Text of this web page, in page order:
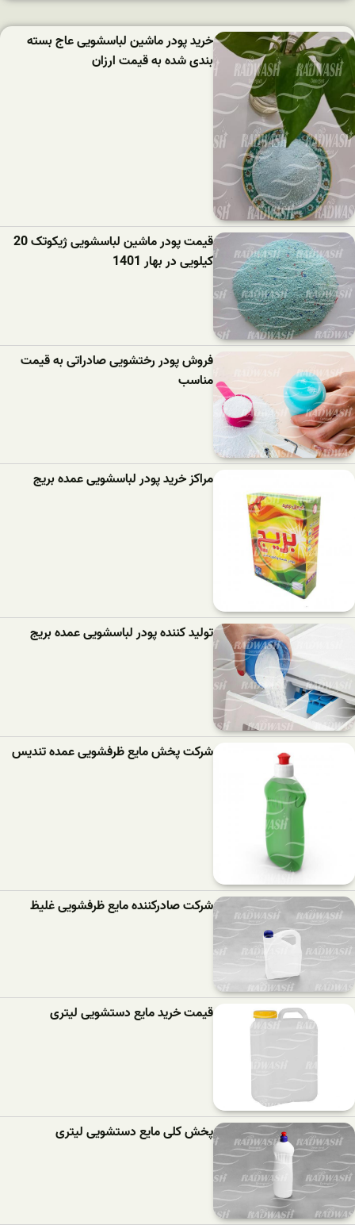
خرید پودر ماشین لباسشویی عاج بسته
بندی شده به قیمت ارزان
قیمت پودر ماشین لباسشویی ژیکوتک 20
کیلویی در بهار 1401
فروش پودر رختشویی صادراتی به قیمت
مناسب
مراکز خرید پودر لباسشویی عمده بریج
تولید کننده پودر لباسشویی عمده بریج
شرکت پخش مایع ظرفشویی عمده تندیس
شرکت صادرکننده مایع ظرفشویی غلیظ
قیمت خرید مایع دستشویی لیتری
پخش کلی مایع دستشویی لیتری